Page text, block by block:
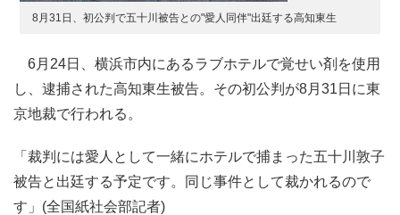
8月31日、初公判で五十川被告との"愛人同伴"出廷する高知東生
6月24日、横浜市内にあるラブホテルで覚せい剤を使用
し、逮捕された高知東生被告。その初公判が8月31日に東
京地裁で行われる。
「裁判には愛人として一緒にホテルで捕まった五十川敦子
被告と出廷する予定です。同じ事件として裁かれるので
す」(全国紙社会部記者)